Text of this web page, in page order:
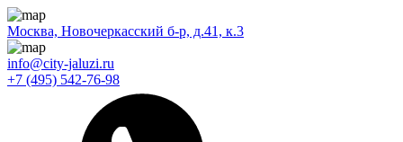
Москва, Новочеркасский б-р, д.41, к.3
info@city-jaluzi.ru
+7 (495) 542-76-98